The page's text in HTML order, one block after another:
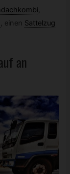
,
, einen Sattelzug
an